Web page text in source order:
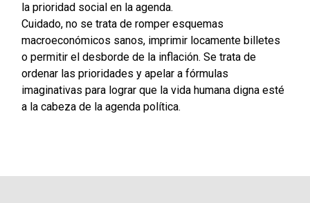
la prioridad social en la agenda.
Cuidado, no se trata de romper esquemas
macroeconómicos sanos, imprimir locamente billetes
o permitir el desborde de la inflación. Se trata de
ordenar las prioridades y apelar a fórmulas
imaginativas para lograr que la vida humana digna esté
a la cabeza de la agenda política.